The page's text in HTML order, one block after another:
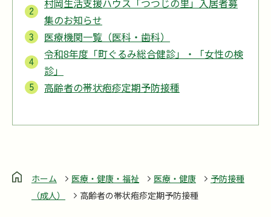
集のお知らせ
医療機関一覧（医科・歯科）
令和8年度「町ぐるみ総合健診」・「女性の検
診」
高齢者の帯状疱疹定期予防接種
ホーム 医療・健康・福祉 医療・健康
予防接種
（成人）
高齢者の帯状疱疹定期予防接種